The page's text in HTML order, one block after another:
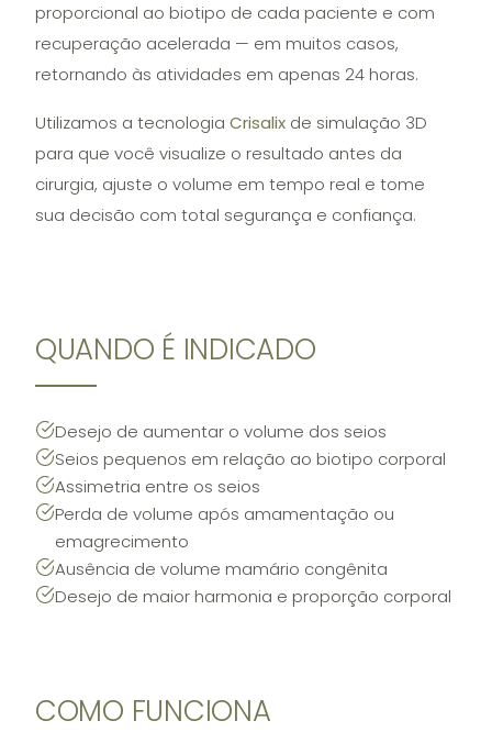
proporcional ao biotipo de cada paciente e com
recuperação acelerada — em muitos casos,
retornando às atividades em apenas 24 horas.
Utilizamos a tecnologia Crisalix de simulação 3D
para que você visualize o resultado antes da
cirurgia, ajuste o volume em tempo real e tome
sua decisão com total segurança e confiança.
QUANDO É INDICADO
Desejo de aumentar o volume dos seios
Seios pequenos em relação ao biotipo corporal
Assimetria entre os seios
Perda de volume após amamentação ou
emagrecimento
Ausência de volume mamário congênita
Desejo de maior harmonia e proporção corporal
COMO FUNCIONA